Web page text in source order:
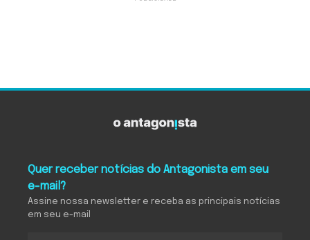
Quer receber notícias do Antagonista em seu
e-mail?
Assine nossa newsletter e receba as principais notícias
em seu e-mail